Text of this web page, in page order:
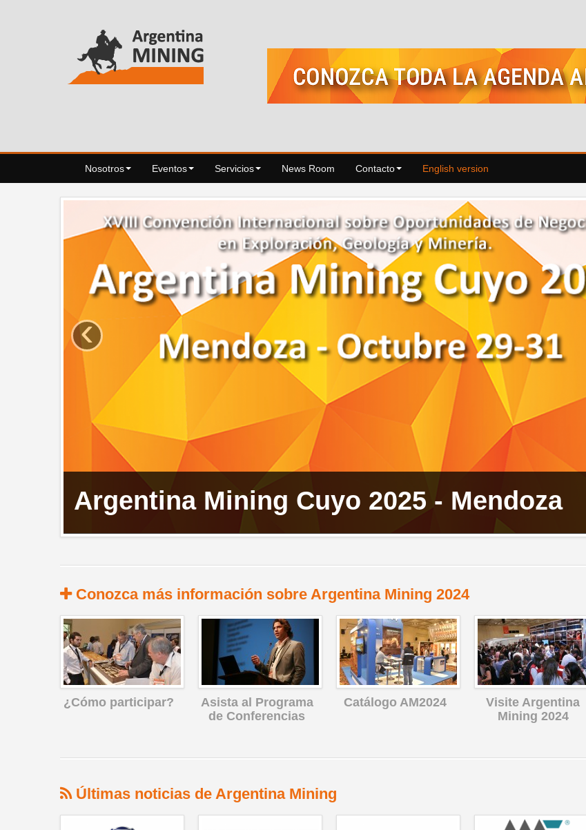
Nosotros Eventos Servicios News Room Contacto English version
2025 - Mendoza
‹
Conozca más información sobre Argentina Mining 2024
¿Cómo participar?
Asista al Programa
de Conferencias
Catálogo AM2024
Visite Argentina
Mining 2024
Últimas noticias de Argentina Mining